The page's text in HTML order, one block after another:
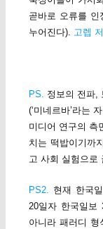
곧바로 오류를
누어진다).
고렙
PS. 정보의 전파,
(‘미네르바’라는
미디어 연구의 측
치는 떡밥이기까
고 사회 실험으로
PS2. 현재 한국
20일자 한국일보
아니라 패러디 형